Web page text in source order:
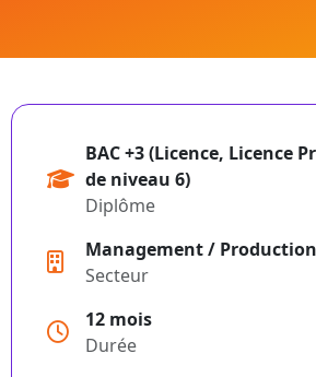
BAC +3 (Licence, Licence
de niveau 6)
Diplôme
Management /
Secteur
12 mois
Durée